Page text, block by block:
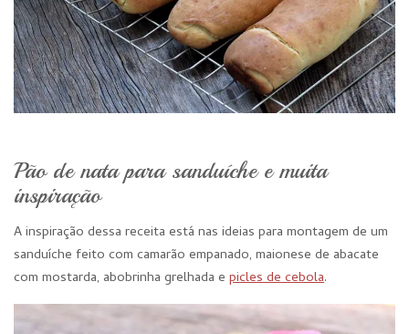
Pão de nata para sanduíche e muita
inspiração
A inspiração dessa receita está nas ideias para montagem de um
sanduíche feito com camarão empanado, maionese de abacate
com mostarda, abobrinha grelhada e picles de cebola.